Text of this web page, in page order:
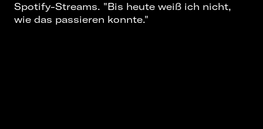
Spotify-Streams. "Bis heute weiß ich nicht,
wie das passieren konnte."